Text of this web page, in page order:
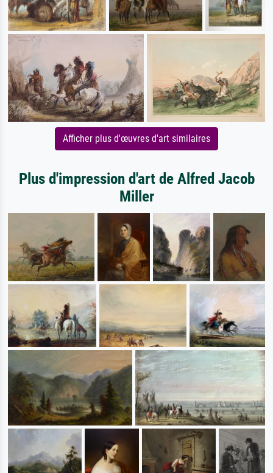
Afficher plus d'œuvres d'art similaires
Plus d'impression d'art de Alfred Jacob
Miller